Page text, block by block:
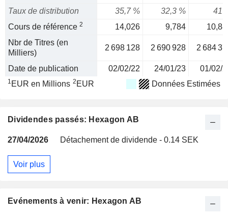
Taux de distribution
35,7 % 32,3 %
41
Cours de référence 2 14,026 9,784
Nbr de Titres (en
Milliers)
2 698 128 2 690 928 2 684
Date de publication 02/02/22 24/01/23 01/02/
1 EUR en Millions 2 EUR Données Estimées
Dividendes passés: Hexagon AB
27/04/2026 Détachement de dividende - 0.14 SEK
Voir plus
Evénements à venir: Hexagon AB